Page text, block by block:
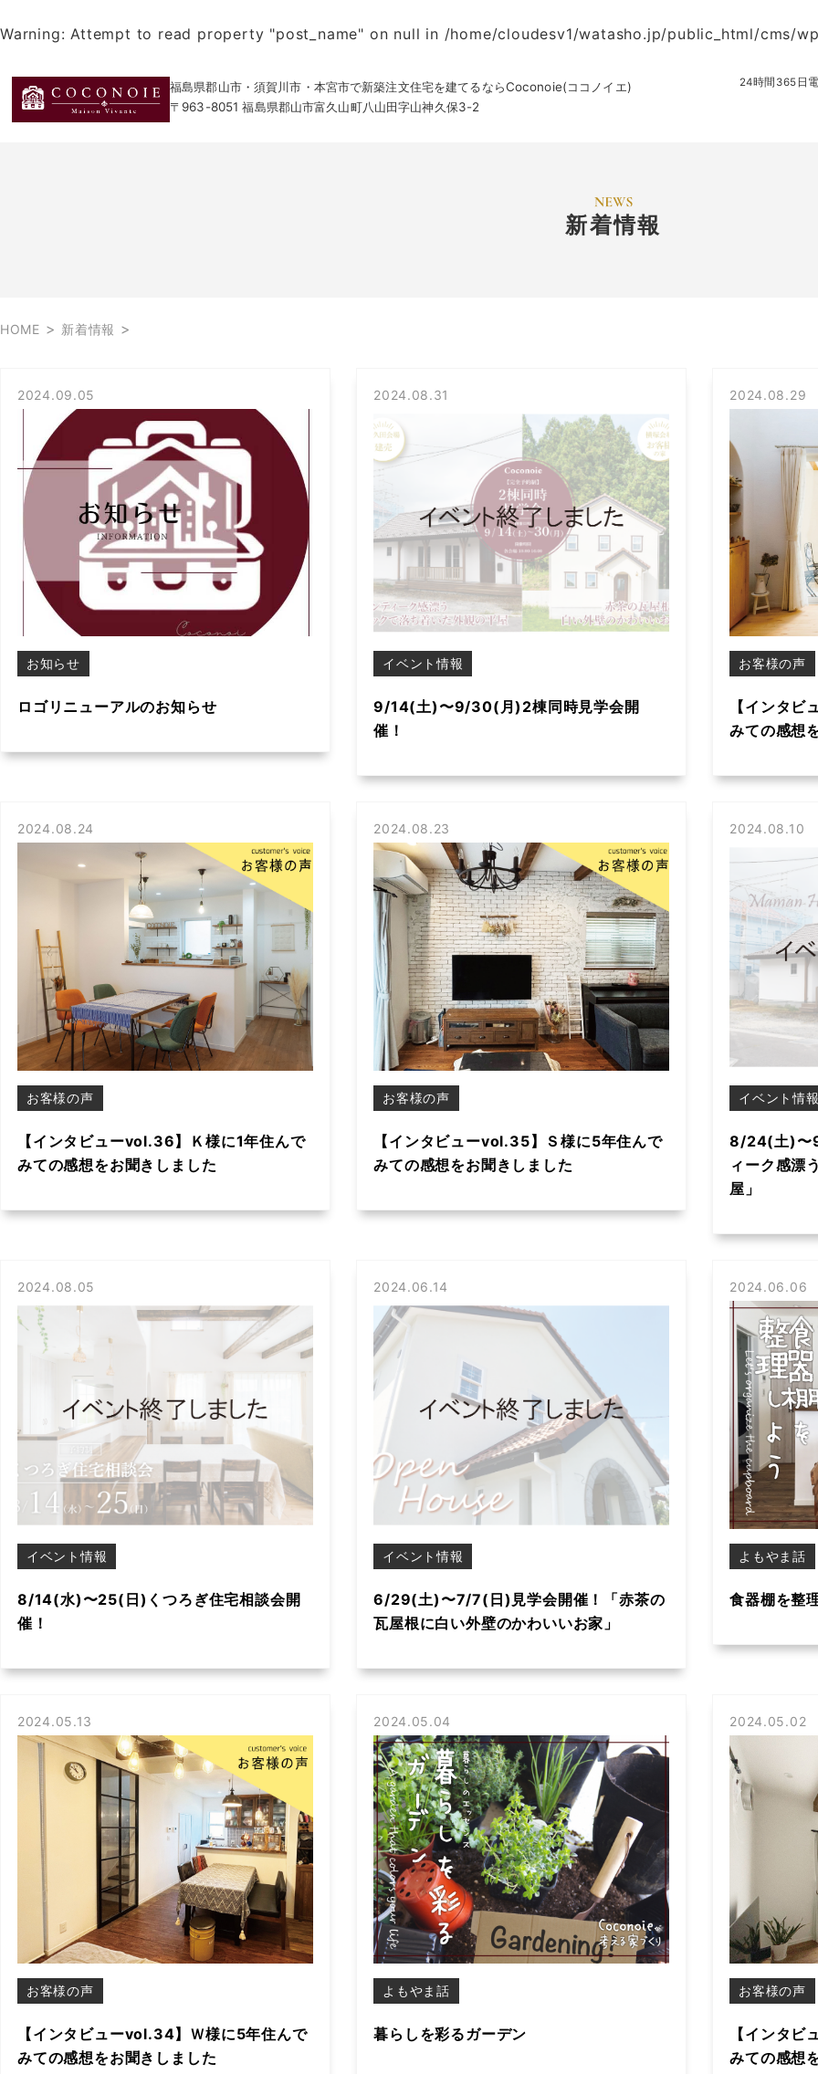
Warning: Attempt to read property "post_name" on null in /home/cloudesv1/watasho.jp/public_html/cms/
福島県郡山市・須賀川市・本宮市で新築注文住宅を建てるならCoconoie(ココノイエ)
〒963-8051 福島県郡山市富久山町八山田字山神久保3-2
24時間365日
新着情報
HOME > 新着情報 >
2024.09.05
お知らせ
ロゴリニューアルのお知らせ
2024.08.31
イベント情報
9/14(土)〜9/30(月)2棟同時見学会開
催！
2024.08.29
お客様の声
【インタ
みての感想
2024.08.24
お客様の声
【インタビューvol.36】Ｋ様に1年住んで
みての感想をお聞きしました
2024.08.23
お客様の声
【インタビューvol.35】Ｓ様に5年住んで
みての感想をお聞きしました
2024.08.10
イベント情
8/24(土)〜
ィーク感漂
屋」
2024.08.05
イベント情報
8/14(水)〜25(日)くつろぎ住宅相談会開
催！
2024.06.14
イベント情報
6/29(土)〜7/7(日)見学会開催！「赤茶の
瓦屋根に白い外壁のかわいいお家」
2024.06.06
よもやま話
食器棚を整
2024.05.13
お客様の声
【インタビューvol.34】Ｗ様に5年住んで
みての感想をお聞きしました
2024.05.04
よもやま話
暮らしを彩るガーデン
2024.05.02
お客様の声
【インタ
みての感想